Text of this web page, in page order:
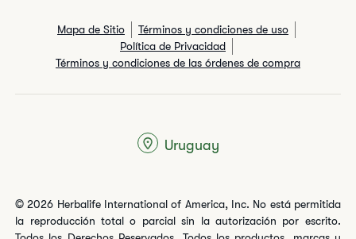
Mapa de Sitio
Términos y condiciones de uso
Política de Privacidad
Términos y condiciones de las órdenes de compra
© 2026 Herbalife International of America, Inc. No está permitida
la reproducción total o parcial sin la autorización por escrito.
Uruguay